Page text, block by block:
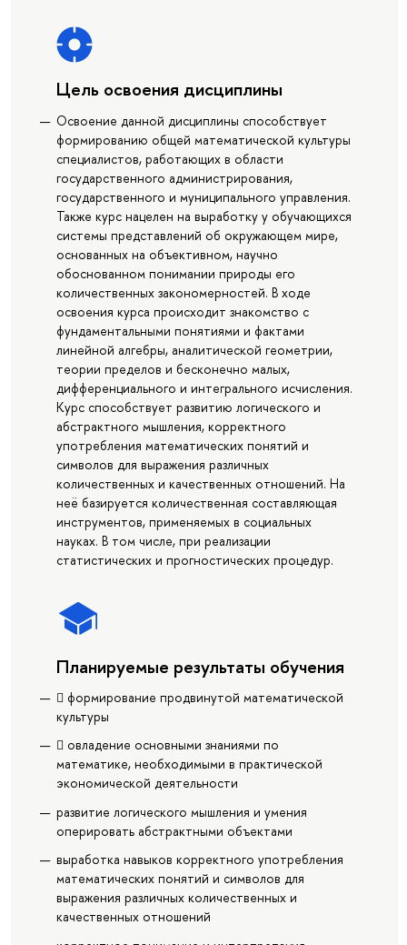
Цель освоения дисциплины
Освоение данной дисциплины способствует
формированию общей математической культуры
специалистов, работающих в области
государственного администрирования,
государственного и муниципального управления.
Также курс нацелен на выработку у обучающихся
системы представлений об окружающем мире,
основанных на объективном, научно
обоснованном понимании природы его
количественных закономерностей. В ходе
освоения курса происходит знакомство с
фундаментальными понятиями и фактами
линейной алгебры, аналитической геометрии,
теории пределов и бесконечно малых,
дифференциального и интегрального исчисления.
Курс способствует развитию логического и
абстрактного мышления, корректного
употребления математических понятий и
символов для выражения различных
количественных и качественных отношений. На
неё базируется количественная составляющая
инструментов, применяемых в социальных
науках. В том числе, при реализации
статистических и прогностических процедур.
Планируемые результаты обучения
 формирование продвинутой математической
культуры
 овладение основными знаниями по
математике, необходимыми в практической
экономической деятельности
развитие логического мышления и умения
оперировать абстрактными объектами
выработка навыков корректного употребления
математических понятий и символов для
выражения различных количественных и
качественных отношений